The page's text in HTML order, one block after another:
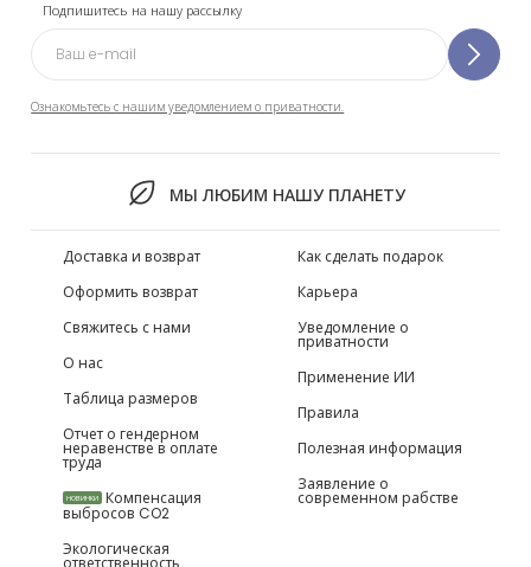
Подпишитесь на нашу рассылку
Ознакомьтесь с нашим уведомлением о приватности.
МЫ ЛЮБИМ НАШУ ПЛАНЕТУ
Доставка и возврат
Оформить возврат
Свяжитесь с нами
О нас
Таблица размеров
Отчет о гендерном
неравенстве в оплате
труда
НОВИНКИ Компенсация
выбросов CO2
Экологическая
ответственность
Как сделать подарок
Карьера
Уведомление о
приватности
Применение ИИ
Правила
Полезная информация
Заявление о
современном рабстве